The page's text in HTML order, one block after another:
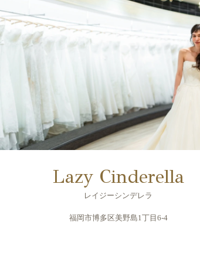
Lazy Cinderella
レイジーシンデレラ
福岡市博多区美野島1丁目6-4